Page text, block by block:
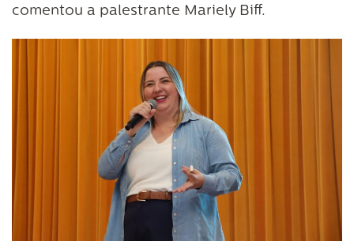
comentou a palestrante Mariely Biff.